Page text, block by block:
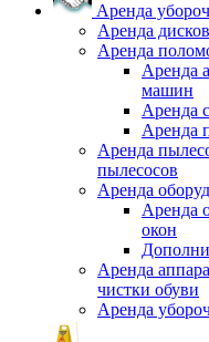
Аренда
Аренда
Аренда
Аренда
машин
Аренда
Аренда
Аренда
пылесосов
Аренда
Аренда
окон
Аренда
чистки обуви
Аренда